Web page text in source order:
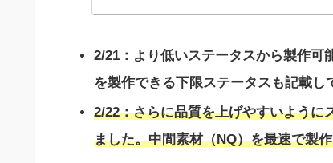
2/21：より低いステータスから製作可
を製作できる下限ステータスも記載し
2/22：さらに品質を上げやすいように
ました。中間素材（NQ）を最速で製